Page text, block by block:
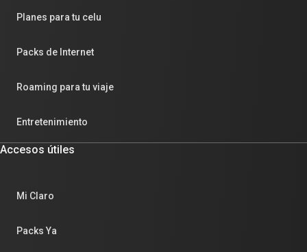
Planes para tu celu
Packs de Internet
Roaming para tu viaje
Entretenimiento
Accesos útiles
Mi Claro
Packs Ya